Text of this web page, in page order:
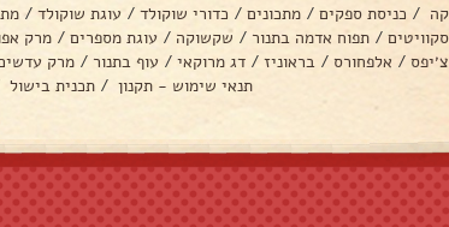
/ כניסת ספקים / מתכונים / כדורי שוקולד / עוגת שוקולד /
/ תפוח אדמה בתנור / שקשוקה / עוגת מספרים / מרק
/ אלפחורס / בראוניז / דג מרוקאי / עוף בתנור / מרק
תנאי שימוש - תקנון / תכנית בישול